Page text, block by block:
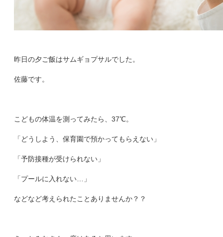
昨日の夕ご飯はサムギョプサルでした。
佐藤です。
こどもの体温を測ってみたら、37℃。
「どうしよう、保育園で預かってもらえない」
「予防接種が受けられない」
「プールに入れない…」
などなど考えられたことありませんか？？